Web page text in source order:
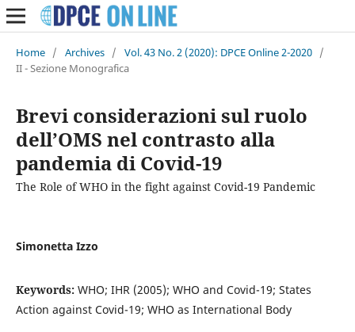
Home / Archives / Vol. 43 No. 2 (2020): DPCE Online 2-2020 /
II - Sezione Monografica
Brevi considerazioni sul ruolo
dell’OMS nel contrasto alla
pandemia di Covid-19
The Role of WHO in the fight against Covid-19 Pandemic
Simonetta Izzo
Keywords: WHO; IHR (2005); WHO and Covid-19; States
Action against Covid-19; WHO as International Body